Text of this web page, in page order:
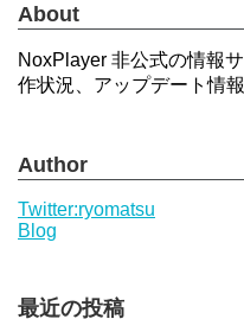
About
NoxPlayer 非公式の情報
作状況、アップデート情
Author
Twitter:ryomatsu
Blog
最近の投稿